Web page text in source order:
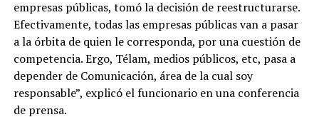
empresas públicas, tomó la decisión de reestructurarse.
Efectivamente, todas las empresas públicas van a pasar
a la órbita de quien le corresponda, por una cuestión de
competencia. Ergo, Télam, medios públicos, etc, pasa a
depender de Comunicación, área de la cual soy
responsable”, explicó el funcionario en una conferencia
de prensa.